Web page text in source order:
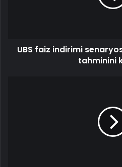
UBS faiz indirimi
tahminini